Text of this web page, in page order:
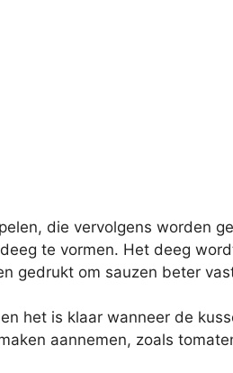
die vervolgens worden
te vormen. Het deeg
gedrukt om sauzen beter
het is klaar wanneer de
aannemen, zoals